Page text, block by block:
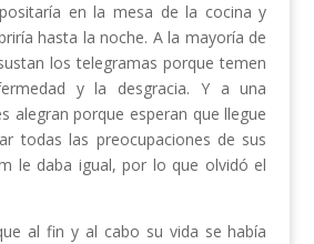
en la mesa de la cocina y
hasta la noche. A la mayoría de
los telegramas porque temen
y la desgracia. Y a una
alegran porque esperan que llegue
todas las preocupaciones de sus
le daba igual, por lo que olvidó el
al fin y al cabo su vida se había